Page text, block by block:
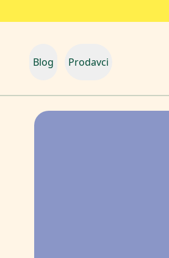
Blog Prodavci